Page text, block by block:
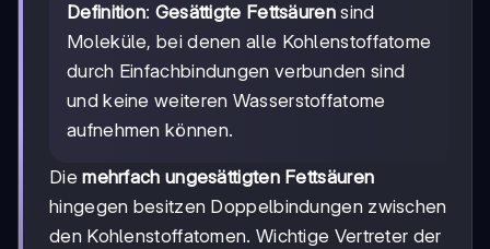
Definition: Gesättigte Fettsäurensind
Moleküle, bei denen alle Kohlenstoffatome
durch Einfachbindungen verbunden sind
und keine weiteren Wasserstoffatome
aufnehmen können.
Diemehrfach ungesättigten Fettsäuren
hingegen besitzen Doppelbindungen zwischen
den Kohlenstoffatomen. Wichtige Vertreter der